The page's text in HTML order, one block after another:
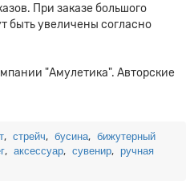
При заказе большого
быть увеличены согласно
"Амулетика". Авторские
, стрейч, бусина, бижутерный
, аксессуар, сувенир, ручная